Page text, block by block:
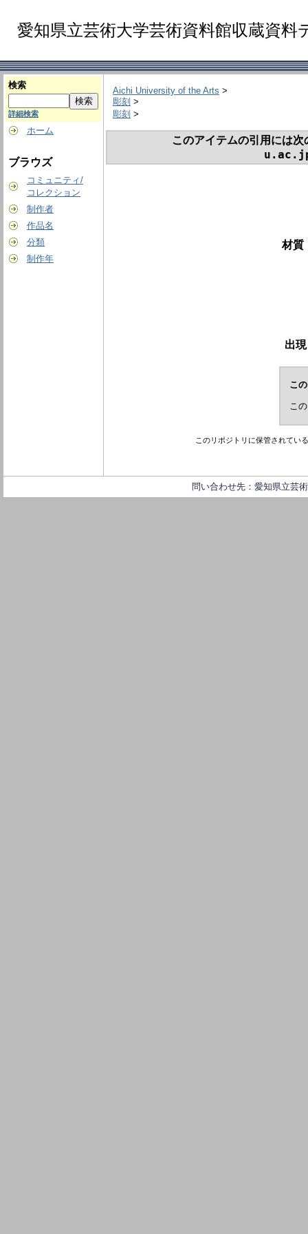
愛知県立芸術大学芸術資料館収蔵資料
検索
詳細検索
ホーム
ブラウズ
コミュニティ/
コレクション
制作者
作品名
分類
制作年
Aichi University of the Arts >
彫刻 >
彫刻 >
このアイテムの引用には
材質
出
こ
こ
このリポジトリに保管されてい
問い合わせ先：愛知県立芸